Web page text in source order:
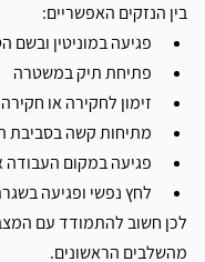
בין הנזקים האפשריים:
פגיעה במוניטין ובשם
פתיחת תיק במשטרה
זימון לחקירה או
מתיחות קשה בסביבת
פגיעה במקום
לחץ נפשי ופגיעה
לכן חשוב להתמודד עם
מהשלבים הראשונים.